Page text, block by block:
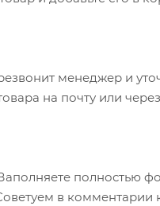
менеджер и
на почту или
полностью
в комментарии